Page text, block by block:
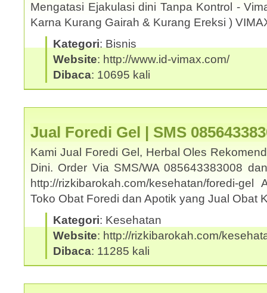
Mengatasi Ejakulasi dini Tanpa Kontrol -
Karna Kurang Gairah & Kurang Ereksi )
Kategori: Bisnis
Website: http://www.id-vimax.com/
Dibaca: 10695 kali
Jual Foredi Gel | SMS
Kami Jual Foredi Gel, Herbal Oles
Dini. Order Via SMS/WA 085643383008
http://rizkibarokah.com/kesehatan/foredi-
Toko Obat Foredi dan Apotik yang Jual Obat
Kategori: Kesehatan
Website: http://rizkibarokah.com/
Dibaca: 11285 kali